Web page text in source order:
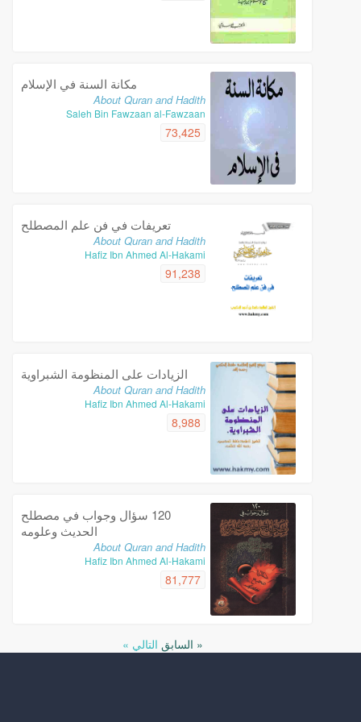
مكانة السنة في الإسلام
About Quran and Hadith
Saleh Bin Fawzaan al-Fawzaan
73,425
تعريفات في فن علم المصطلح
About Quran and Hadith
Hafiz Ibn Ahmed Al-Hakami
91,238
الزيادات على المنظومة الشبراوية
About Quran and Hadith
Hafiz Ibn Ahmed Al-Hakami
8,988
120 سؤال وجواب في مصطلح
الحديث وعلومه
About Quran and Hadith
Hafiz Ibn Ahmed Al-Hakami
81,777
« السابق التالي »